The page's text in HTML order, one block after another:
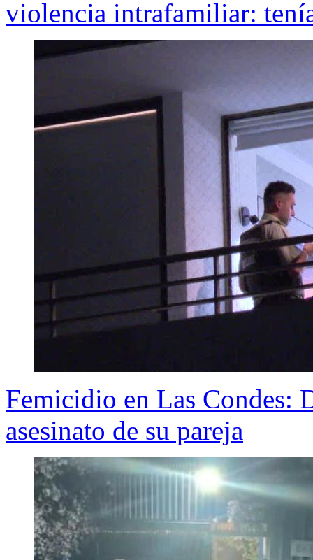
violencia intrafamiliar:
Femicidio en Las Condes:
asesinato de su pareja